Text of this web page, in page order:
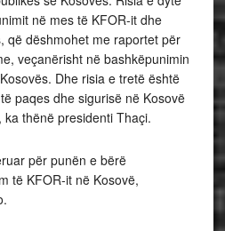
në mes të KFOR-it dhe
që dëshmohet me raportet për
veçanërisht në bashkëpunimin
Dhe risia e tretë është
paqes dhe sigurisë në Kosovë
thënë presidenti Thaçi.
për punën e bërë
të KFOR-it në Kosovë,